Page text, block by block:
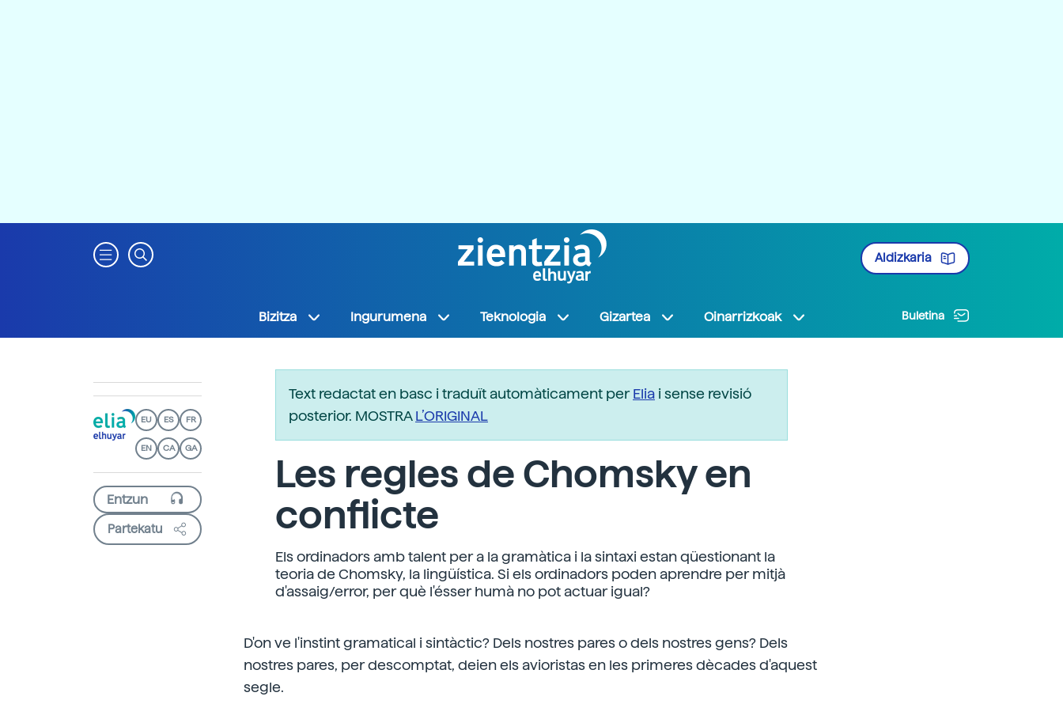
Aldizkaria
Bizitza Ingurumena Teknologia Gizartea Oinarrizkoak Buletina
EU ES FR
EN CA GA
Partekatu
Text redactat en basc i traduït automàticament perElia i sense revisió
posterior. MOSTRAL’ORIGINAL
Les regles de Chomsky en
conflicte
Els ordinadors amb talent per a la gramàtica i la sintaxi estan qüestionant la
teoria de Chomsky, la lingüística. Si els ordinadors poden aprendre per mitjà
d'assaig/error, per què l'ésser humà no pot actuar igual?
D'on ve l'instint gramatical i sintàctic? Dels nostres pares o dels nostres gens? Dels
nostres pares, per descomptat, deien els avioristas en les primeres dècades d'aquest
segle.